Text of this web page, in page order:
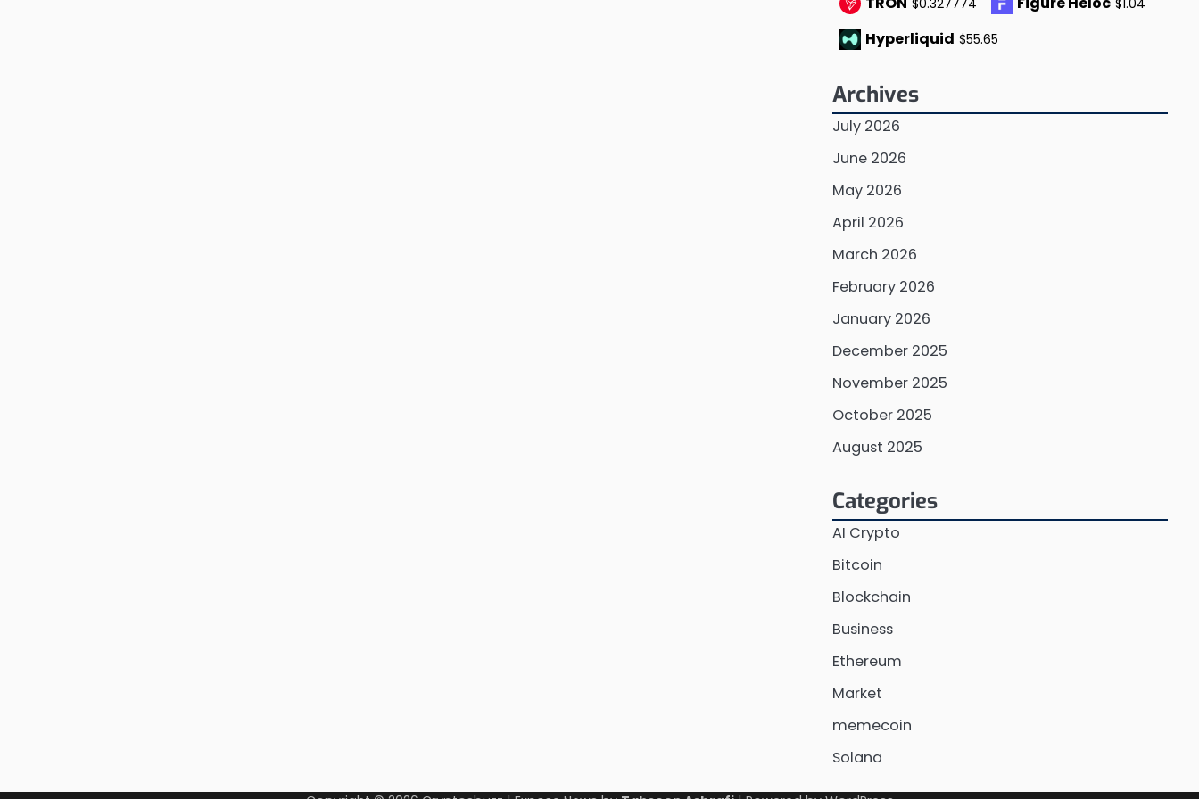
Hyperliquid $55.65
Archives
July 2026
June 2026
May 2026
April 2026
March 2026
February 2026
January 2026
December 2025
November 2025
October 2025
August 2025
Categories
AI Crypto
Bitcoin
Blockchain
Business
Ethereum
Market
memecoin
Solana